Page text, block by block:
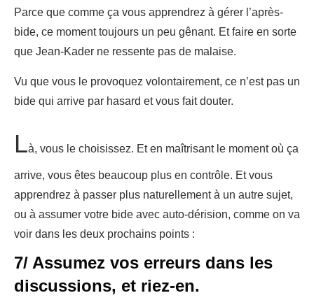
Parce que comme ça vous apprendrez à gérer l’après-
bide, ce moment toujours un peu gênant. Et faire en sorte
que Jean-Kader ne ressente pas de malaise.
Vu que vous le provoquez volontairement, ce n’est pas un
bide qui arrive par hasard et vous fait douter.
Là, vous le choisissez. Et en maîtrisant le moment où ça
arrive, vous êtes beaucoup plus en contrôle. Et vous
apprendrez à passer plus naturellement à un autre sujet,
ou à assumer votre bide avec auto-dérision, comme on va
voir dans les deux prochains points :
7/ Assumez vos erreurs dans les
discussions, et riez-en.